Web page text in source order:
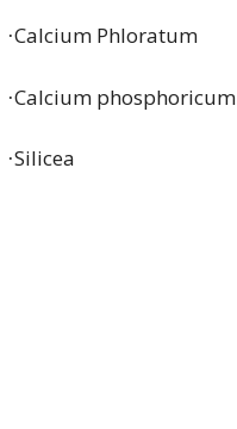
·Calcium Phloratum
·Calcium phosphoricum
·Silicea